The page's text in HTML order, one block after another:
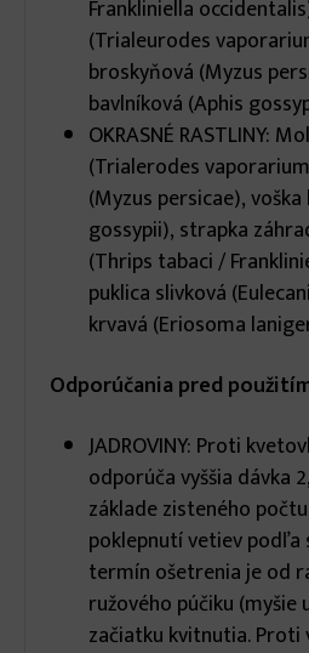
Frankliniella
(Trialeurodes
broskyňová (Myzus
bavlníková (Aphis
OKRASNÉ RASTLINY:
(Trialerodes
(Myzus persicae),
gossypii), strapka
(Thrips tabaci /
puklica slivková
krvavá (Eriosoma
Odporúčania pred
JADROVINY: Proti
odporúča vyššia dávka
základe zisteného
poklepnutí vetiev
termín ošetrenia je od
ružového púčiku (myšie
začiatku kvitnutia. Proti